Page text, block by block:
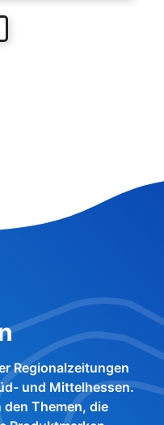
Regionalzeitungen
und Mittelhessen.
Themen, die